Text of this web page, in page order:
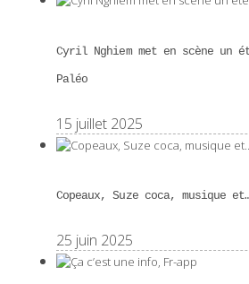
Cyril Nghiem met en scène un
Paléo
15 juillet 2025
Copeaux, Suze coca, musique
25 juin 2025